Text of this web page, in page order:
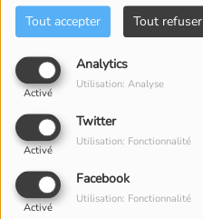
Tout accepter Tout refuser
Analytics
Activé
Utilisation: Analyse
Twitter
Activé
Utilisation: Fonctionnalité
Facebook
Activé
Utilisation: Fonctionnalité